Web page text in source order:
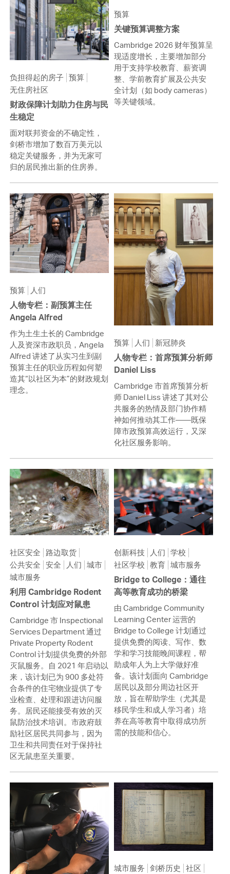
负担得起的房子 预算
无住房社区
财政保障计划助力住房与民
生稳定
面对联邦资金的不确定性，
剑桥市增加了数百万美元以
稳定关键服务，并为无家可
归的居民推出新的住房券。
预算
关键预算调整方案
Cambridge 2026 财年预算呈
现适度增长，主要增加部分
用于支持学校教育、薪资调
整、学前教育扩展及公共安
全计划（如 body cameras）
等关键领域。
预算 人们
人物专栏：副预算主任
Angela Alfred
作为土生土长的 Cambridge
人及资深市政职员，Angela
Alfred 讲述了从实习生到副
预算主任的职业历程如何塑
造其“以社区为本”的财政规划
理念。
预算 人们 新冠肺炎
人物专栏：首席预算分析师
Daniel Liss
Cambridge 市首席预算分析
师 Daniel Liss 讲述了其对公
共服务的热情及部门协作精
神如何推动其工作——既保
障市政预算高效运行，又深
化社区服务影响。
社区安全
路边取货
公共安全 安全 人们 城市
城市服务
利用 Cambridge Rodent
Control 计划应对鼠患
Cambridge 市 Inspectional
Services Department 通过
Private Property Rodent
Control 计划提供免费的外部
灭鼠服务。自 2021 年启动以
来，该计划已为 900 多处符
合条件的住宅物业提供了专
业检查、处理和跟进访问服
务。居民还能接受有效的灭
鼠防治技术培训。市政府鼓
励社区居民共同参与，因为
卫生和共同责任对于保持社
区无鼠患至关重要。
创新科技 人们 学校
社区学校 教育 城市服务
Bridge to College：通往
高等教育成功的桥梁
由 Cambridge Community
Learning Center 运营的
Bridge to College 计划通过
提供免费的阅读、写作、数
学和学习技能晚间课程，帮
助成年人为上大学做好准
备。该计划面向 Cambridge
居民以及部分周边社区开
放，旨在帮助学生（尤其是
移民学生和成人学习者）培
养在高等教育中取得成功所
需的技能和信心。
城市服务 剑桥历史
社区